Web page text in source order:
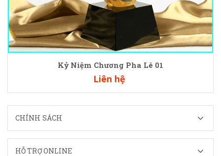
Kỷ Niệm Chương Pha Lê 01
Liên hệ
CHÍNH SÁCH
HỖ TRỢ ONLINE